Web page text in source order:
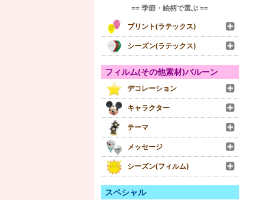
== 季節・絵柄で選ぶ ==
プリント(ラテックス)
シーズン(ラテックス)
フィルム(その他素材)バルーン
デコレーション
キャラクター
テーマ
メッセージ
シーズン(フィルム)
スペシャル